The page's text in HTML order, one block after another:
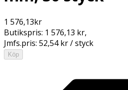
1 576,13kr
Butikspris: 1 576,13 kr,
Jmfs.pris: 52,54 kr / styck
Köp